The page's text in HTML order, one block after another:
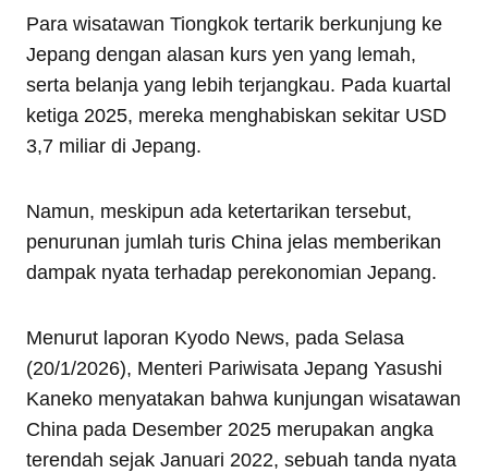
Para wisatawan Tiongkok tertarik berkunjung ke
Jepang dengan alasan kurs yen yang lemah,
serta belanja yang lebih terjangkau. Pada kuartal
ketiga 2025, mereka menghabiskan sekitar USD
3,7 miliar di Jepang.
Namun, meskipun ada ketertarikan tersebut,
penurunan jumlah turis China jelas memberikan
dampak nyata terhadap perekonomian Jepang.
Menurut laporan Kyodo News, pada Selasa
(20/1/2026), Menteri Pariwisata Jepang Yasushi
Kaneko menyatakan bahwa kunjungan wisatawan
China pada Desember 2025 merupakan angka
terendah sejak Januari 2022, sebuah tanda nyata